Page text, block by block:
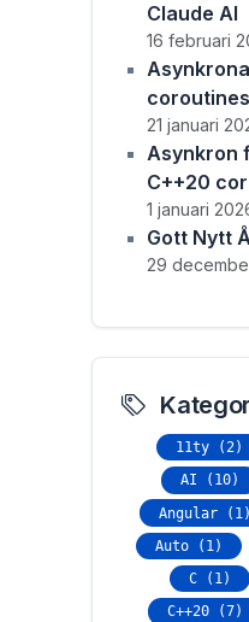
Claude AI
16 februari
coroutines
21 januari
Asynkron
C++20
1 januari
Gott Nytt
29
11ty (2)
AI (10)
Angular (1)
Auto (1)
C (1)
C++20 (7)